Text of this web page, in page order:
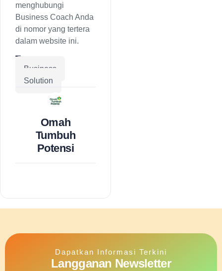
menghubungi
Business Coach Anda
di nomor yang tertera
dalam website ini.
Tags:
Business
Solution
Omah
Tumbuh
Potensi
Dapatkan Informasi Terkini
Langganan Newsletter